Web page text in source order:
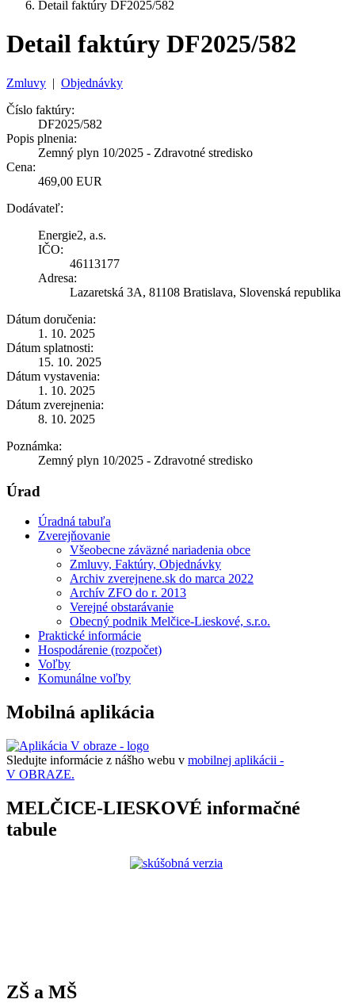
Detail faktúry DF2025/582
Detail faktúry DF2025/582
Zmluvy | Objednávky
Číslo faktúry:
DF2025/582
Popis plnenia:
Zemný plyn 10/2025 - Zdravotné stredisko
Cena:
469,00 EUR
Dodávateľ:
Energie2, a.s.
IČO:
46113177
Adresa:
Lazaretská 3A, 81108 Bratislava, Slovenská republika
Dátum doručenia:
1. 10. 2025
Dátum splatnosti:
15. 10. 2025
Dátum vystavenia:
1. 10. 2025
Dátum zverejnenia:
8. 10. 2025
Poznámka:
Zemný plyn 10/2025 - Zdravotné stredisko
Úrad
Úradná tabuľa
Zverejňovanie
Všeobecne záväzné nariadenia obce
Zmluvy, Faktúry, Objednávky
Archiv zverejnene.sk do marca 2022
Archív ZFO do r. 2013
Verejné obstarávanie
Obecný podnik Melčice-Lieskové, s.r.o.
Praktické informácie
Hospodárenie (rozpočet)
Voľby
Komunálne voľby
Mobilná aplikácia
Sledujte informácie z nášho webu v mobilnej aplikácii -
V OBRAZE.
MELČICE-LIESKOVÉ informačné
tabule
ZŠ a MŠ